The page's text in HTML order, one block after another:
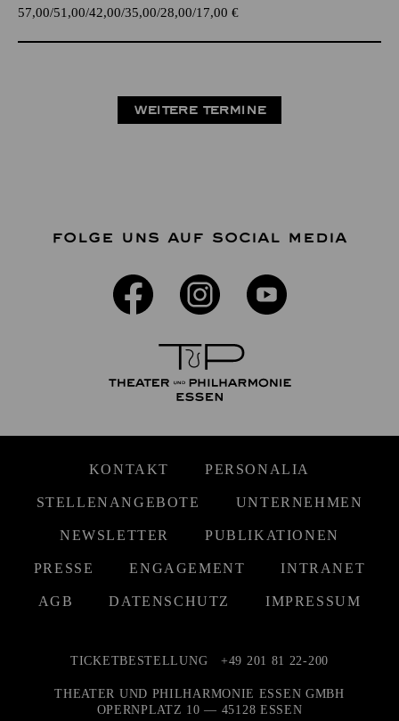
57,00 51,00 42,00 35,00 28,00 17,00 €
WEITERE TERMINE
FOLGE UNS AUF SOCIAL MEDIA
KONTAKT PERSONALIA
STELLENANGEBOTE UNTERNEHMEN
NEWSLETTER PUBLIKATIONEN
PRESSE ENGAGEMENT INTRANET
AGB DATENSCHUTZ IMPRESSUM
TICKETBESTELLUNG +49 201 81 22-200
THEATER UND PHILHARMONIE ESSEN GMBH
OPERNPLATZ 10 — 45128 ESSEN